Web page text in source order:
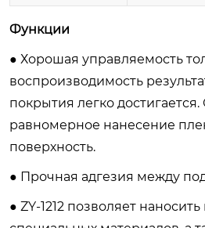
Функции
● Хорошая управляемость
воспроизводимость
покрытия легко
равномерное нанесение
поверхность.
● Прочная адгезия между
● ZY-1212 позволяет